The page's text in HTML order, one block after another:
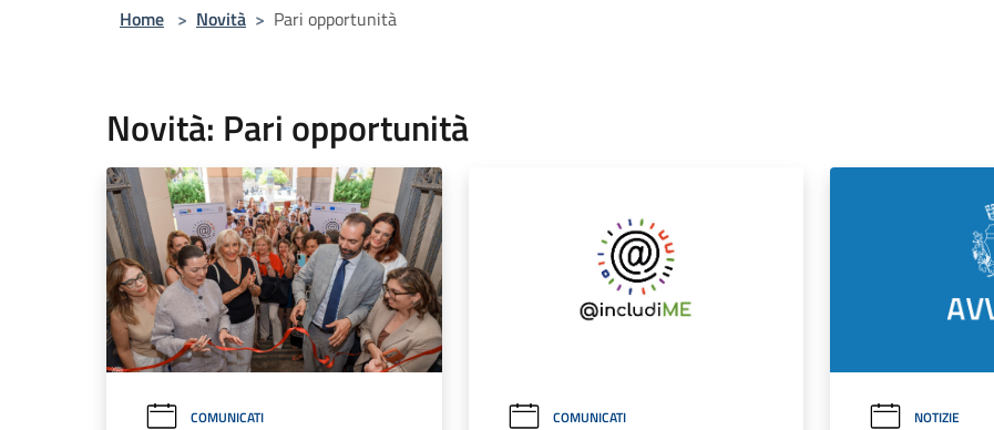
Home > Novità > Pari opportunità
Novità: Pari opportunità
COMUNICATI COMUNICATI NOTIZIE